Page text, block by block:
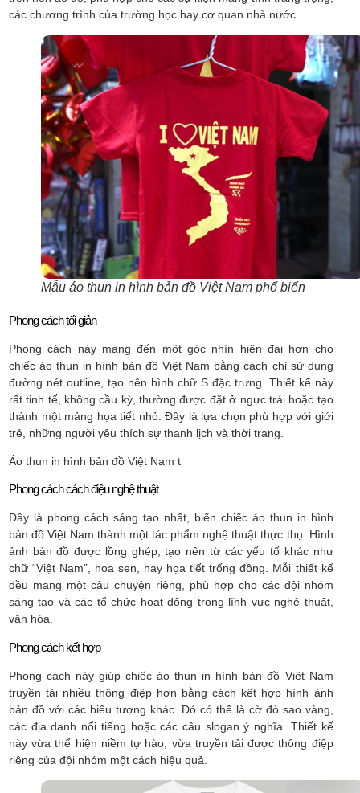
các chương trình của trường học hay cơ quan nhà nước.
Mẫu áo thun in hình bản đồ Việt Nam phổ biến
Phong cách tối giản
Phong cách này mang đến một góc nhìn hiện đại hơn cho
chiếc áo thun in hình bản đồ Việt Nam bằng cách chỉ sử dụng
đường nét outline, tạo nên hình chữ S đặc trưng. Thiết kế này
rất tinh tế, không cầu kỳ, thường được đặt ở ngực trái hoặc tạo
thành một mảng họa tiết nhỏ. Đây là lựa chọn phù hợp với giới
trẻ, những người yêu thích sự thanh lịch và thời trang.
Áo thun in hình bản đồ Việt Nam t
Phong cách cách điệu nghệ thuật
Đây là phong cách sáng tạo nhất, biến chiếc áo thun in hình
bản đồ Việt Nam thành một tác phẩm nghệ thuật thực thụ. Hình
ảnh bản đồ được lồng ghép, tạo nên từ các yếu tố khác như
chữ “Việt Nam”, hoa sen, hay họa tiết trống đồng. Mỗi thiết kế
đều mang một câu chuyện riêng, phù hợp cho các đội nhóm
sáng tạo và các tổ chức hoạt động trong lĩnh vực nghệ thuật,
văn hóa.
Phong cách kết hợp
Phong cách này giúp chiếc áo thun in hình bản đồ Việt Nam
truyền tải nhiều thông điệp hơn bằng cách kết hợp hình ảnh
bản đồ với các biểu tượng khác. Đó có thể là cờ đỏ sao vàng,
các địa danh nổi tiếng hoặc các câu slogan ý nghĩa. Thiết kế
này vừa thể hiện niềm tự hào, vừa truyền tải được thông điệp
riêng của đội nhóm một cách hiệu quả.